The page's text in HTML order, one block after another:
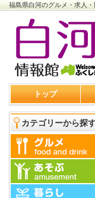
福島県白河のグルメ・求人
トップ
カテゴリーから探